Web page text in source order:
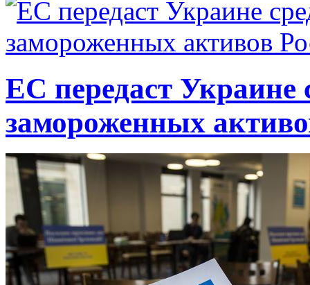
ЕС передаст Украине
замороженных